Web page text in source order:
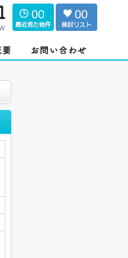
00 00